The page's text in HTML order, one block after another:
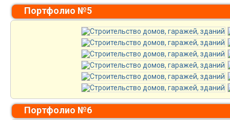
Портфолио №5
Портфолио №6